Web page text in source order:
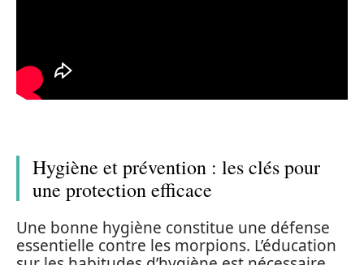
Hygiène et prévention : les clés pour
une protection efficace
Une bonne hygiène constitue une défense
essentielle contre les morpions. L’éducation